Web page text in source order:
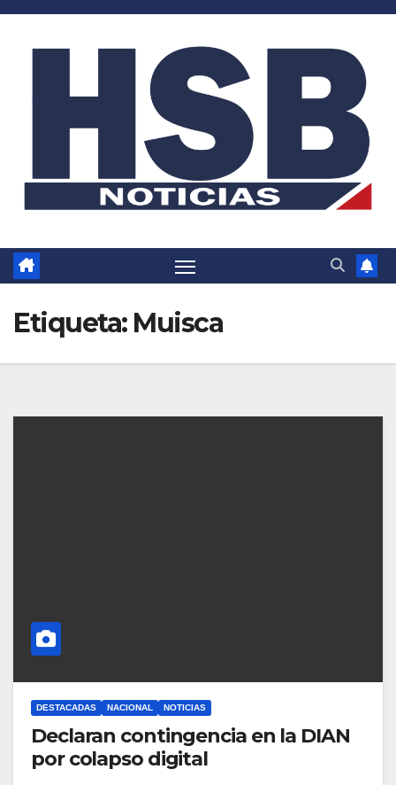
Saltar
Etiqueta: Muisca
DESTACADAS NACIONAL NOTICIAS
Declaran contingencia en la DIAN
por colapso digital